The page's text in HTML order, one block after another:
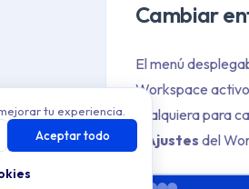
Cambiar
El menú
Workspace
cualquiera para
Ajustes del
tu experiencia.
Aceptar todo